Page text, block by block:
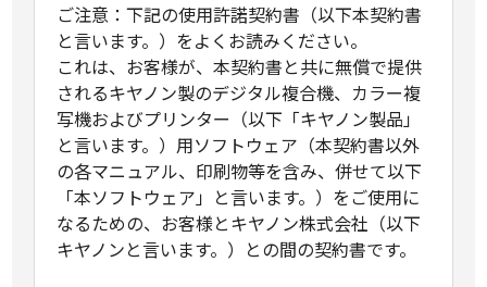
ご注意：下記の使用許諾契約書（以下本契約書
と言います。）をよくお読みください。
これは、お客様が、本契約書と共に無償で提供
されるキヤノン製のデジタル複合機、カラー複
写機およびプリンター（以下「キヤノン製品」
と言います。）用ソフトウェア（本契約書以外
の各マニュアル、印刷物等を含み、併せて以下
「本ソフトウェア」と言います。）をご使用に
なるための、お客様とキヤノン株式会社（以下
キヤノンと言います。）との間の契約書です。